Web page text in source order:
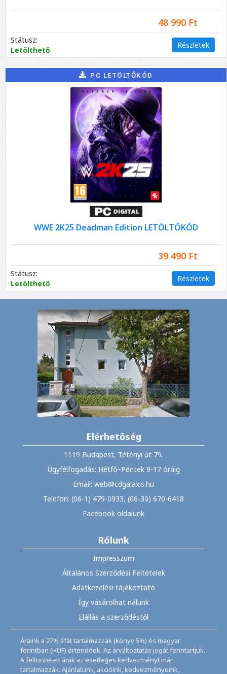
48 990 Ft
Státusz:
Letölthető
Részletek
PC LETÖLTŐKÓD
WWE 2K25 Deadman Edition LETÖLTŐKÓD
39 490 Ft
Státusz:
Letölthető
Részletek
Elérhetőség
1119 Budapest, Tétényi út 79.
Ügyfélfogadás: Hétfő–Péntek 9-17 óráig
Email: web@cdgalaxis.hu
Telefon: (06-1) 479-0933, (06-30) 670-6418
Facebook oldalunk
Rólunk
Impresszum
Általános Szerződési Feltételek
Adatkezelési tájékoztató
Így vásárolhat nálunk
Elállás a szerződéstől
Áraink a 27% áfát tartalmazzák (könyv 5%) és magyar
forintban (HUF) értendőek. Az árváltoztatás jogát fenntartjuk.
A feltüntetett árak az esetleges kedvezményt már
tartalmazzák. Ajánlatunk, akcióink, kedvezményeink,